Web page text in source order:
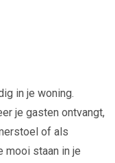
in je woning.
je gasten ontvangt,
of als
mooi staan in je